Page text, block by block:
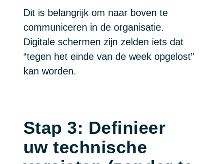
Dit is belangrijk om naar boven te
communiceren in de organisatie.
Digitale schermen zijn zelden iets dat
“tegen het einde van de week opgelost”
kan worden.
Stap 3: Definieer
uw technische